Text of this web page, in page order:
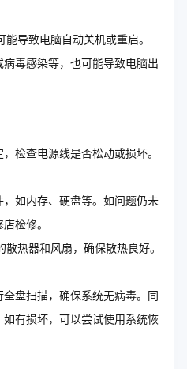
导致电脑自动关机或重启。
毒感染等，也可能导致电脑出
检查电源线是否松动或损坏。
如内存、硬盘等。如问题仍未
检修。
热器和风扇，确保散热良好。
盘扫描，确保系统无病毒。同
有损坏，可以尝试使用系统恢